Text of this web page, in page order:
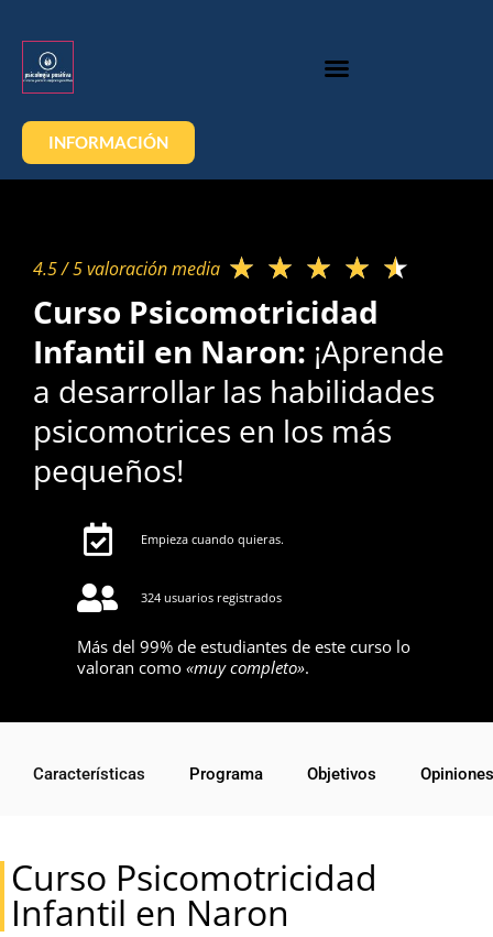
INFORMACIÓN
4.5 / 5 valoración media​ ★ ★ ★ ★ ★
Curso Psicomotricidad
Infantil en Naron: ¡Aprende
a desarrollar las habilidades
psicomotrices en los más
pequeños!
Empieza cuando quieras.
324 usuarios registrados
Más del 99% de estudiantes de este curso lo
valoran como «muy completo».
Características Programa Objetivos Opiniones
Curso Psicomotricidad
Infantil en Naron